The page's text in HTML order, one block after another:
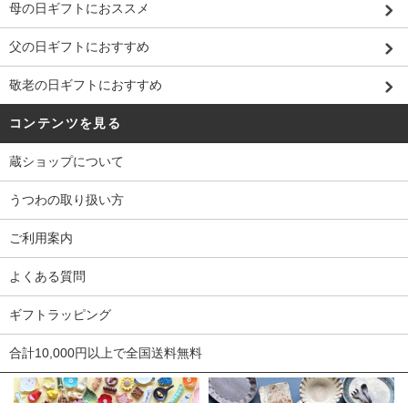
母の日ギフトにおススメ
父の日ギフトにおすすめ
敬老の日ギフトにおすすめ
コンテンツを見る
蔵ショップについて
うつわの取り扱い方
ご利用案内
よくある質問
ギフトラッピング
合計10,000円以上で全国送料無料